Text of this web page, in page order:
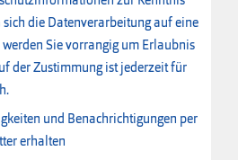
die Datenverarbeitung auf eine
Sie vorrangig um Erlaubnis
der Zustimmung ist jederzeit für
und Benachrichtigungen per
erhalten